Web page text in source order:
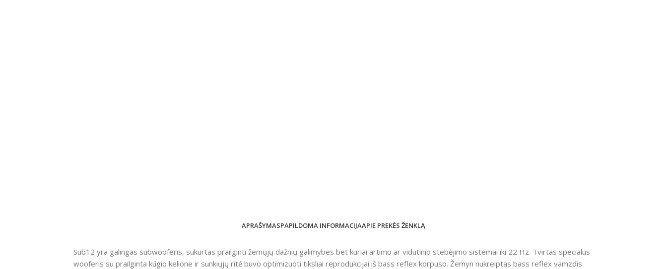
APRAŠYMASPAPILDOMA INFORMACIJAAPIE PREKĖS ŽENKLĄ
Sub12 yra galingas subwooferis, sukurtas prailginti žemųjų dažnių galimybes bet kuriai artimo ar vidutinio stebėjimo sistemai iki 22 Hz. Tvirtas specialus
wooferis su prailginta kūgio kelione ir sunkiųjų ritė buvo optimizuoti tiksliai reprodukcijai iš bass reflex korpuso. Žemyn nukreiptas bass reflex vamzdis